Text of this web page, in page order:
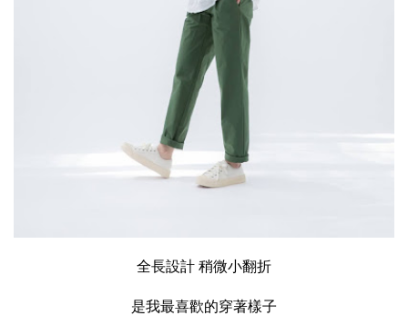
全長設計 稍微小翻折
是我最喜歡的穿著樣子